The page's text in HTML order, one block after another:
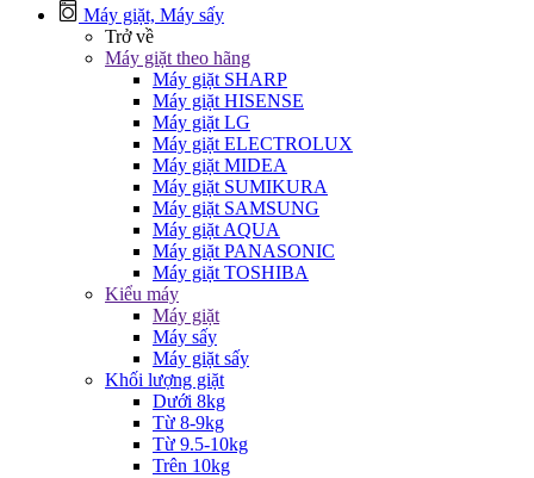
Máy giặt, Máy sấy
Trở về
Máy giặt theo hãng
Máy giặt SHARP
Máy giặt HISENSE
Máy giặt LG
Máy giặt ELECTROLUX
Máy giặt MIDEA
Máy giặt SUMIKURA
Máy giặt SAMSUNG
Máy giặt AQUA
Máy giặt PANASONIC
Máy giặt TOSHIBA
Kiểu máy
Máy giặt
Máy sấy
Máy giặt sấy
Khối lượng giặt
Dưới 8kg
Từ 8-9kg
Từ 9.5-10kg
Trên 10kg